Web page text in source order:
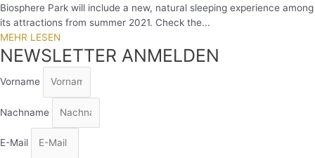
Biosphere Park will include a new, natural sleeping experience among
its attractions from summer 2021. Check the...
MEHR LESEN
NEWSLETTER ANMELDEN
Vorname
Nachname
E-Mail